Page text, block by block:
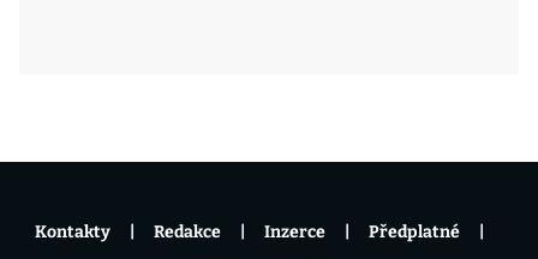
Kontakty Redakce Inzerce Předplatné